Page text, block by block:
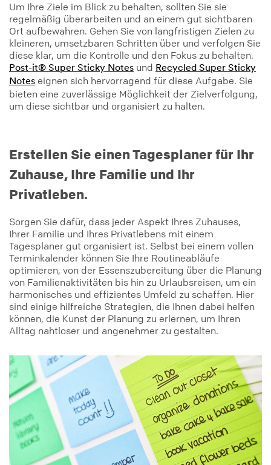
Um Ihre Ziele im Blick zu behalten, sollten Sie sie
regelmäßig überarbeiten und an einem gut sichtbaren
Ort aufbewahren. Gehen Sie von langfristigen Zielen zu
kleineren, umsetzbaren Schritten über und verfolgen Sie
diese klar, um die Kontrolle und den Fokus zu behalten.
Post-it® Super Sticky Notes und Recycled Super Sticky
Notes eignen sich hervorragend für diese Aufgabe. Sie
bieten eine zuverlässige Möglichkeit der Zielverfolgung,
um diese sichtbar und organisiert zu halten.
Erstellen Sie einen Tagesplaner für Ihr
Zuhause, Ihre Familie und Ihr
Privatleben.
Sorgen Sie dafür, dass jeder Aspekt Ihres Zuhauses,
Ihrer Familie und Ihres Privatlebens mit einem
Tagesplaner gut organisiert ist. Selbst bei einem vollen
Terminkalender können Sie Ihre Routineabläufe
optimieren, von der Essenszubereitung über die Planung
von Familienaktivitäten bis hin zu Urlaubsreisen, um ein
harmonisches und effizientes Umfeld zu schaffen. Hier
sind einige hilfreiche Strategien, die Ihnen dabei helfen
können, die Kunst der Planung zu erlernen, um Ihren
Alltag nahtloser und angenehmer zu gestalten.